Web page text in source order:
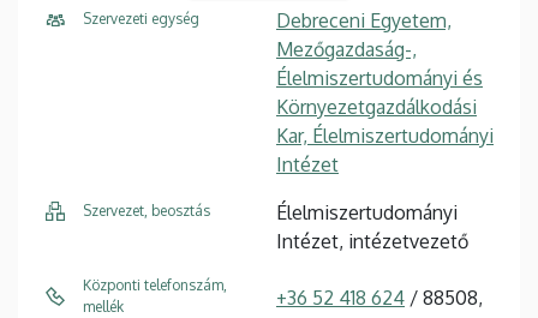
Szervezeti egység
Debreceni Egyetem,
Mezőgazdaság-,
Élelmiszertudományi és
Környezetgazdálkodási
Kar, Élelmiszertudományi
Intézet
Szervezet, beosztás
Élelmiszertudományi
Intézet, intézetvezető
Központi telefonszám,
mellék
+36 52 418 624 / 88508,